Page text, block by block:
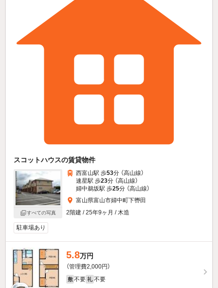
スコットハウスの賃貸物件
すべての写真
西富山駅 歩53分 （高山線）
速星駅 歩23分 （高山線）
婦中鵜坂駅 歩25分 （高山線）
富山県富山市婦中町下轡田
2階建 / 25年9ヶ月 / 木造
駐車場あり
5.8万円
（管理費2,000円）
敷 不要 礼 不要